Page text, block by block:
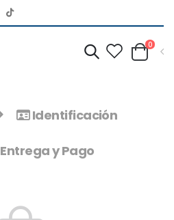
0
Identificación
Entrega y Pago